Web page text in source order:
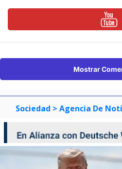
Mostrar
Sociedad > Agencia De